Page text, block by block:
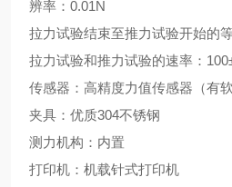
辨率： 0.01N
拉力试验结束至推力试验开始的
拉力试验和推力试验的速率： 100
传感器：高精度力值传感器（有
夹具：优质304不锈钢
测力机构：内置
打印机：机载针式打印机